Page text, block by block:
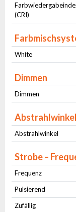
(CRI)
White
Dimmen
Dimmen
Abstrahlwinkel
Abstrahlwinkel
Strobe –
Frequenz
Pulsierend
Zufällig